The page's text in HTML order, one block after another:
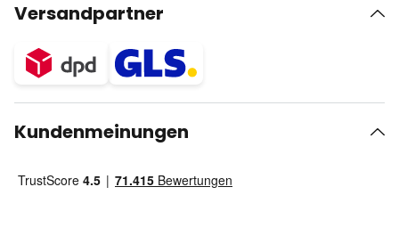
Versandpartner
Kundenmeinungen